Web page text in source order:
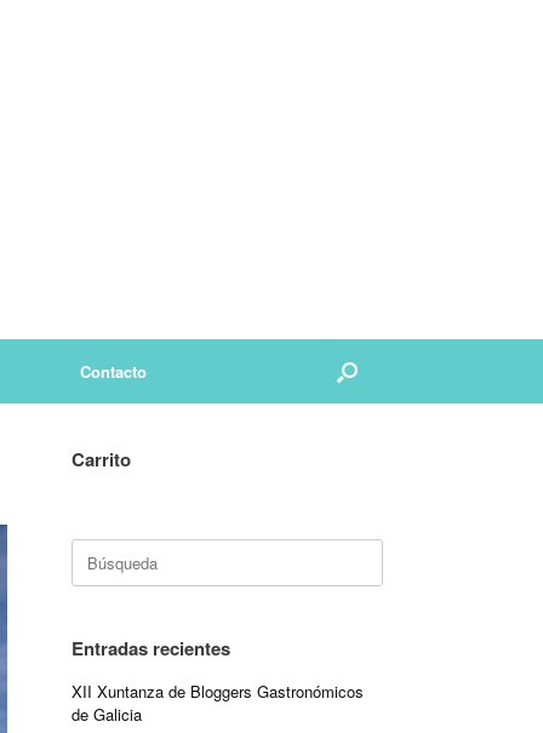
Contacto
Carrito
Entradas recientes
XII Xuntanza de Bloggers Gastronómicos
de Galicia